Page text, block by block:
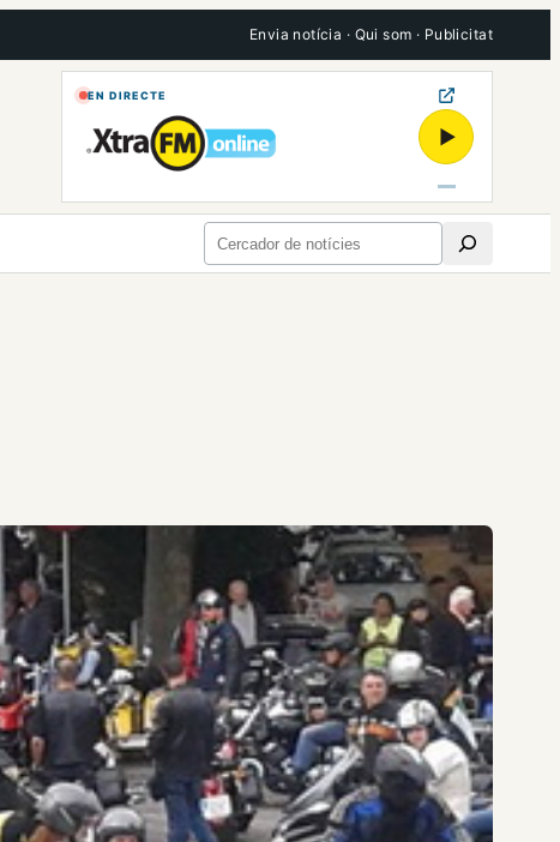
Envia notícia · Qui som · Publicitat
EN DIRECTE
▶
Cerca